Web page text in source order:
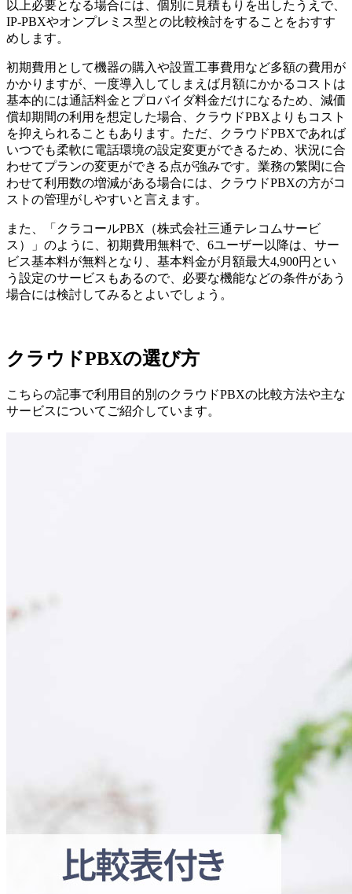
以上必要となる場合には、個別に見積もりを出したうえで、
IP-PBXやオンプレミス型との比較検討をすることをおすす
めします。
初期費用として機器の購入や設置工事費用など多額の費用が
かかりますが、一度導入してしまえば月額にかかるコストは
基本的には通話料金とプロバイダ料金だけになるため、減価
償却期間の利用を想定した場合、クラウドPBXよりもコスト
を抑えられることもあります。ただ、クラウドPBXであれば
いつでも柔軟に電話環境の設定変更ができるため、状況に合
わせてプランの変更ができる点が強みです。業務の繁閑に合
わせて利用数の増減がある場合には、クラウドPBXの方がコ
ストの管理がしやすいと言えます。
また、「クラコールPBX（株式会社三通テレコムサービ
ス）」のように、初期費用無料で、6ユーザー以降は、サー
ビス基本料が無料となり、基本料金が月額最大4,900円とい
う設定のサービスもあるので、必要な機能などの条件があう
場合には検討してみるとよいでしょう。
クラウドPBXの選び方
こちらの記事で利用目的別のクラウドPBXの比較方法や主な
サービスについてご紹介しています。